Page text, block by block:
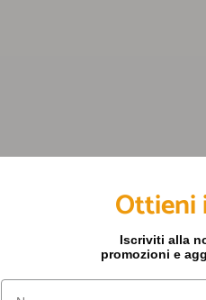
Ottieni
Iscriviti alla
promozioni e
Nome